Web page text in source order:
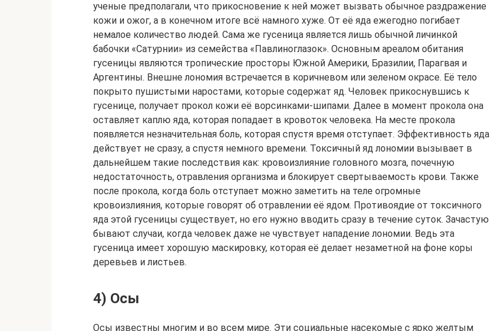
ученые предполагали, что прикосновение к ней может вызвать обычное раздражение
кожи и ожог, а в конечном итоге всё намного хуже. От её яда ежегодно погибает
немалое количество людей. Сама же гусеница является лишь обычной личинкой
бабочки «Сатурнии» из семейства «Павлиноглазок». Основным ареалом обитания
гусеницы являются тропические просторы Южной Америки, Бразилии, Парагвая и
Аргентины. Внешне лономия встречается в коричневом или зеленом окрасе. Её тело
покрыто пушистыми наростами, которые содержат яд. Человек прикоснувшись к
гусенице, получает прокол кожи её ворсинками-шипами. Далее в момент прокола она
оставляет каплю яда, которая попадает в кровоток человека. На месте прокола
появляется незначительная боль, которая спустя время отступает. Эффективность яда
действует не сразу, а спустя немного времени. Токсичный яд лономии вызывает в
дальнейшем такие последствия как: кровоизлияние головного мозга, почечную
недостаточность, отравления организма и блокирует свертываемость крови. Также
после прокола, когда боль отступает можно заметить на теле огромные
кровоизлияния, которые говорят об отравлении её ядом. Противоядие от токсичного
яда этой гусеницы существует, но его нужно вводить сразу в течение суток. Зачастую
бывают случаи, когда человек даже не чувствует нападение лономии. Ведь эта
гусеница имеет хорошую маскировку, которая её делает незаметной на фоне коры
деревьев и листьев.
4) Осы
Осы известны многим и во всем мире. Эти социальные насекомые с ярко желтым